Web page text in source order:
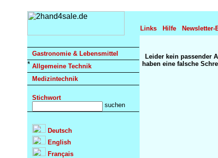
Links Hilfe
Gastronomie & Lebensmittel
Allgemeine Technik
Medizintechnik
Stichwort
Deutsch
English
Français
Leider kein passender
haben eine falsche